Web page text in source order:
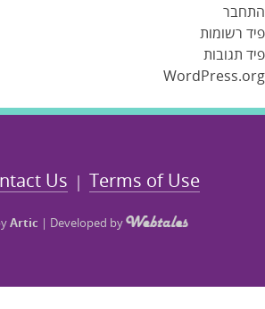
התחבר
פיד רשומות
פיד תגובות
WordPress.org
Terms of Use
|
Us
Artic | Developed by